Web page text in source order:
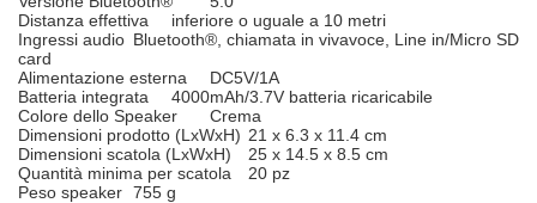
Distanza effettiva
inferiore o uguale a 10 metri
Ingressi audio Bluetooth®, chiamata in vivavoce, Line in/Micro SD
card
Alimentazione esterna
DC5V/1A
Batteria integrata
4000mAh/3.7V batteria ricaricabile
Colore dello Speaker
Crema
Dimensioni prodotto (LxWxH) 21 x 6.3 x 11.4 cm
Dimensioni scatola (LxWxH)
25 x 14.5 x 8.5 cm
Quantità minima per scatola
20 pz
Peso speaker 755 g